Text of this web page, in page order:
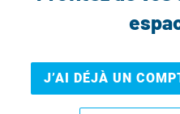
J’AI DÉJÀ UN